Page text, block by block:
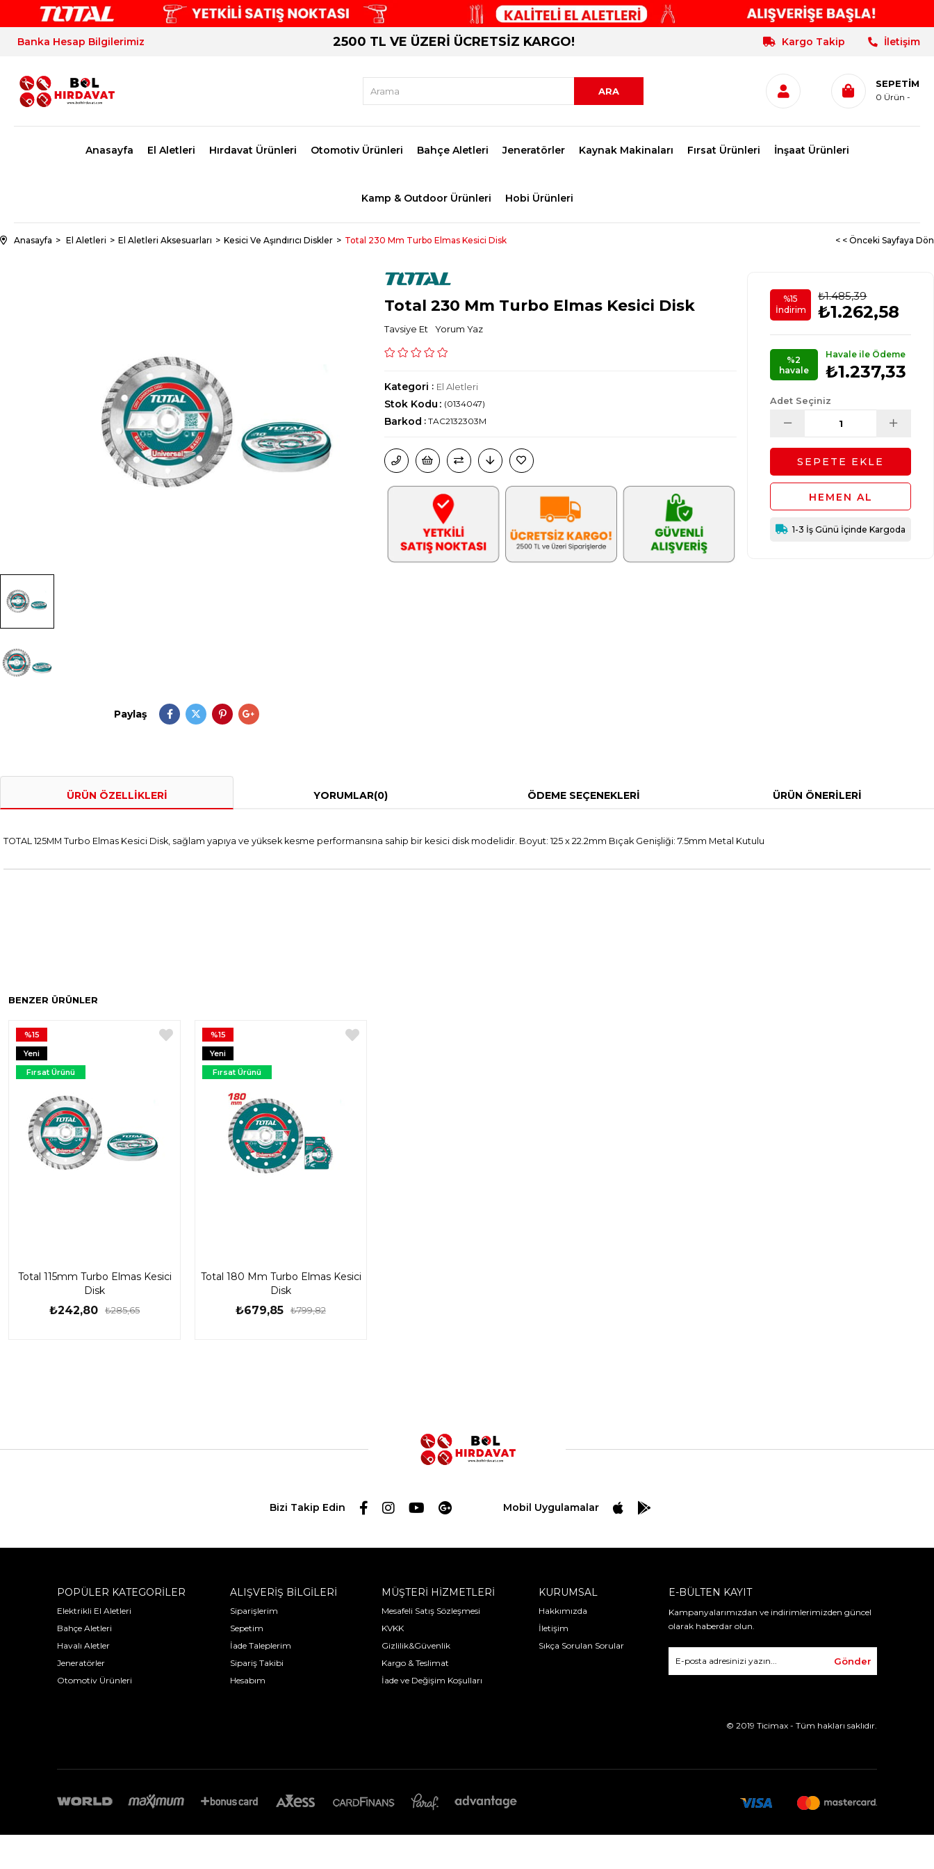
Banka Hesap Bilgilerimiz 2500 TL VE ÜZERİ ÜCRETSİZ KARGO! Kargo Takip İletişim
SEPETIM
0 Ürün
Anasayfa El Aletleri Hırdavat Ürünleri Otomotiv Ürünleri Bahçe Aletleri Jeneratörler Kaynak Makinaları Fırsat Ürünleri İnşaat Ürünleri
Kamp & Outdoor Ürünleri Hobi Ürünleri
Anasayfa El Aletleri El Aletleri Aksesuarları Kesici Ve Aşındırıcı Diskler Total 230 Mm Turbo Elmas Kesici Disk < < Önceki Sayfaya Dön
Paylaş
Total 230 Mm Turbo Elmas Kesici Disk
Tavsiye Et Yorum Yaz
Kategori : El Aletleri
(0134047)
Stok Kodu
Barkod : TAC2132303M
%15
İndirim
₺1.485,39
₺1.262,58
Havale ile Ödeme
₺1.237,33
%2
havale
Adet Seçiniz
1-3 İş Günü İçinde Kargoda
ÜRÜN ÖZELLIKLERI YORUMLAR(0) ÖDEME SEÇENEKLERI ÜRÜN ÖNERILERI
TOTAL 125MM Turbo Elmas Kesici Disk, sağlam yapıya ve yüksek kesme performansına sahip bir kesici disk modelidir. Boyut: 125 x 22.2mm Bıçak Genişliği: 7.5mm Metal Kutulu
BENZER ÜRÜNLER
Total 115mm Turbo Elmas Kesici
Disk
₺242,80 ₺285,65
%15
Yeni
Ürün
Fırsat Ürünü
Total 180 Mm Turbo Elmas Kesici
Disk
₺679,85 ₺799,82
%15
Yeni
Ürün
Fırsat Ürünü
Bizi Takip Edin Mobil Uygulamalar
POPÜLER KATEGORİLER
Elektrikli El Aletleri
Bahçe Aletleri
Havalı Aletler
Jeneratörler
Otomotiv Ürünleri
ALIŞVERİŞ BİLGİLERİ
Siparişlerim
Sepetim
İade Taleplerim
Sipariş Takibi
Hesabım
MÜŞTERİ HİZMETLERİ
Mesafeli Satış Sözleşmesi
KVKK
Gizlilik&Güvenlik
Kargo & Teslimat
İade ve Değişim Koşulları
KURUMSAL
Hakkımızda
İletişim
Sıkça Sorulan Sorular
E-BÜLTEN KAYIT
Kampanyalarımızdan ve indirimlerimizden güncel
olarak haberdar olun.
Gönder
© 2019 Ticimax - Tüm hakları saklıdır.